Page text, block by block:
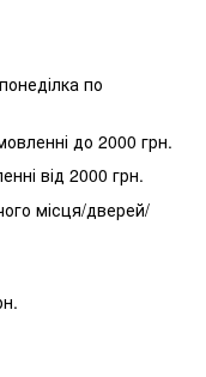
по
до 2000 грн.
від 2000 грн.
місця/дверей/